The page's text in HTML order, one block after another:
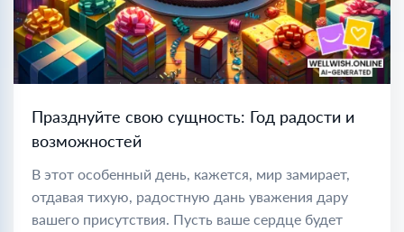
Празднуйте свою сущность: Год радости и
возможностей
В этот особенный день, кажется, мир замирает,
отдавая тихую, радостную дань уважения дару
вашего присутствия. Пусть ваше сердце будет